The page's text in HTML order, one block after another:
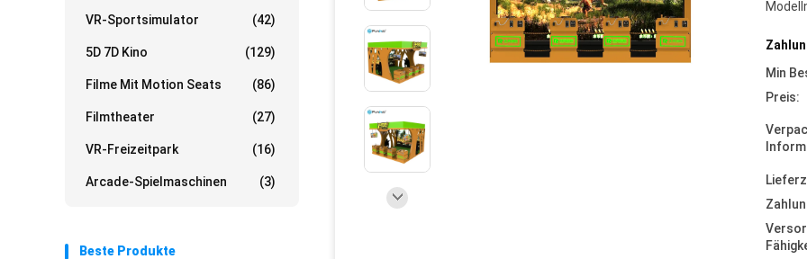
VR-Sportsimulator (42)
5D 7D Kino (129)
Filme Mit Motion Seats (86)
Filmtheater (27)
VR-Freizeitpark (16)
Arcade-Spielmaschinen (3)
Beste Produkte
Min
Preis: